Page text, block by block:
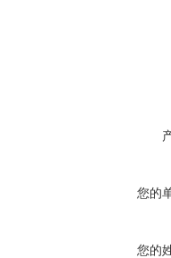
您的
您的